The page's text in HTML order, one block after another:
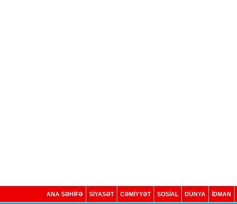
ANA SƏHİFƏ SİYASƏT CƏMİYYƏT SOSIAL DÜNYA İDMAN